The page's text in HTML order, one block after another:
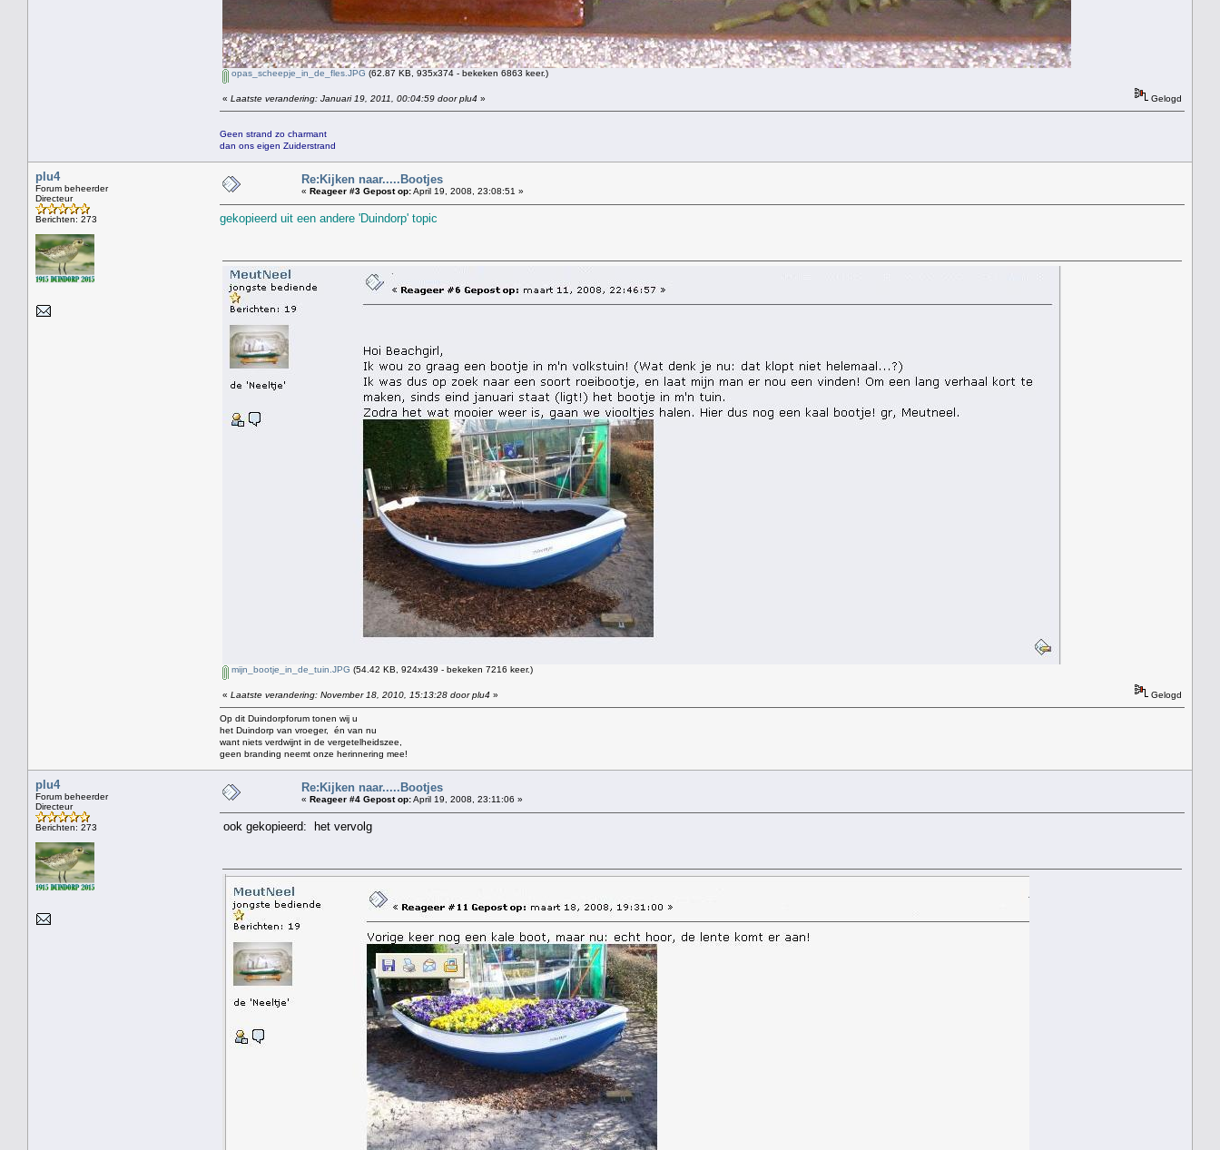
opas_scheepje_in_de_fles.JPG (62.87 KB, 935x374 - bekeken 6863 keer.)
« Laatste verandering: Januari 19, 2011, 00:04:59 door plu4 » Gelogd
Geen strand zo charmant
dan ons eigen Zuiderstrand
plu4
Forum beheerder
Directeur
Berichten: 273
Re:Kijken naar.....Bootjes
« Reageer #3 Gepost op:April 19, 2008, 23:08:51 »
gekopieerd uit een andere 'Duindorp' topic
mijn_bootje_in_de_tuin.JPG (54.42 KB, 924x439 - bekeken 7216 keer.)
« Laatste verandering: November 18, 2010, 15:13:28 door plu4 » Gelogd
Op dit Duindorpforum tonen wij u
het Duindorp van vroeger, én van nu
want niets verdwijnt in de vergetelheidszee,
geen branding neemt onze herinnering mee!
plu4
Forum beheerder
Directeur
Berichten: 273
Re:Kijken naar.....Bootjes
« Reageer #4 Gepost op:April 19, 2008, 23:11:06 »
ook gekopieerd: het vervolg